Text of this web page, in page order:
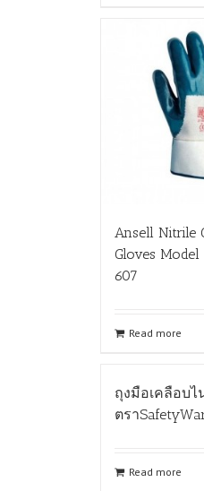
Ansell Nitrile
Gloves
607
Read more
ถุงมือเคลือบ
ตรา
Read more